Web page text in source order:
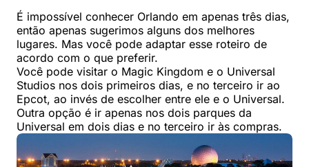
É impossível conhecer Orlando em apenas três dias,
então apenas sugerimos alguns dos melhores
lugares. Mas você pode adaptar esse roteiro de
acordo com o que preferir.
Você pode visitar o Magic Kingdom e o Universal
Studios nos dois primeiros dias, e no terceiro ir ao
Epcot, ao invés de escolher entre ele e o Universal.
Outra opção é ir apenas nos dois parques da
Universal em dois dias e no terceiro ir às compras.